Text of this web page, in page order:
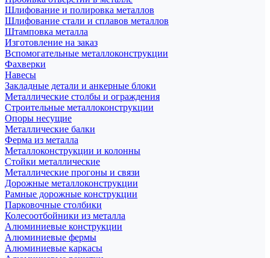
Шлифование и полировка металлов
Шлифование стали и сплавов металлов
Штамповка металла
Изготовление на заказ
Вспомогательные металлоконструкции
Фахверки
Навесы
Закладные детали и анкерные блоки
Металлические столбы и ограждения
Строительные металлоконструкции
Опоры несущие
Металлические балки
Ферма из металла
Металлоконструкции и колонны
Стойки металлические
Металлические прогоны и связи
Дорожные металлоконструкции
Рамные дорожные конструкции
Парковочные столбики
Колесоотбойники из металла
Алюминиевые конструкции
Алюминиевые фермы
Алюминиевые каркасы